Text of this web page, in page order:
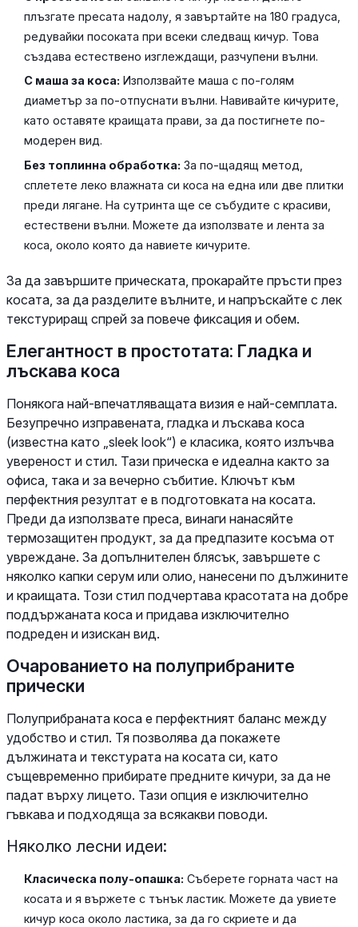
плъзгате пресата надолу, я завъртайте на 180 градуса,
редувайки посоката при всеки следващ кичур. Това
създава естествено изглеждащи, разчупени вълни.
С маша за коса: Използвайте маша с по-голям
диаметър за по-отпуснати вълни. Навивайте кичурите,
като оставяте краищата прави, за да постигнете по-
модерен вид.
Без топлинна обработка: За по-щадящ метод,
сплетете леко влажната си коса на една или две плитки
преди лягане. На сутринта ще се събудите с красиви,
естествени вълни. Можете да използвате и лента за
коса, около която да навиете кичурите.
За да завършите прическата, прокарайте пръсти през
косата, за да разделите вълните, и напръскайте с лек
текстуриращ спрей за повече фиксация и обем.
Елегантност в простотата: Гладка и
лъскава коса
Понякога най-впечатляващата визия е най-семплата.
Безупречно изправената, гладка и лъскава коса
(известна като „sleek look“) е класика, която излъчва
увереност и стил. Тази прическа е идеална както за
офиса, така и за вечерно събитие. Ключът към
перфектния резултат е в подготовката на косата.
Преди да използвате преса, винаги нанасяйте
термозащитен продукт, за да предпазите косъма от
увреждане. За допълнителен блясък, завършете с
няколко капки серум или олио, нанесени по дължините
и краищата. Този стил подчертава красотата на добре
поддържаната коса и придава изключително
подреден и изискан вид.
Очарованието на полуприбраните
прически
Полуприбраната коса е перфектният баланс между
удобство и стил. Тя позволява да покажете
дължината и текстурата на косата си, като
същевременно прибирате предните кичури, за да не
падат върху лицето. Тази опция е изключително
гъвкава и подходяща за всякакви поводи.
Няколко лесни идеи:
Класическа полу-опашка: Съберете горната част на
косата и я вържете с тънък ластик. Можете да увиете
кичур коса около ластика, за да го скриете и да